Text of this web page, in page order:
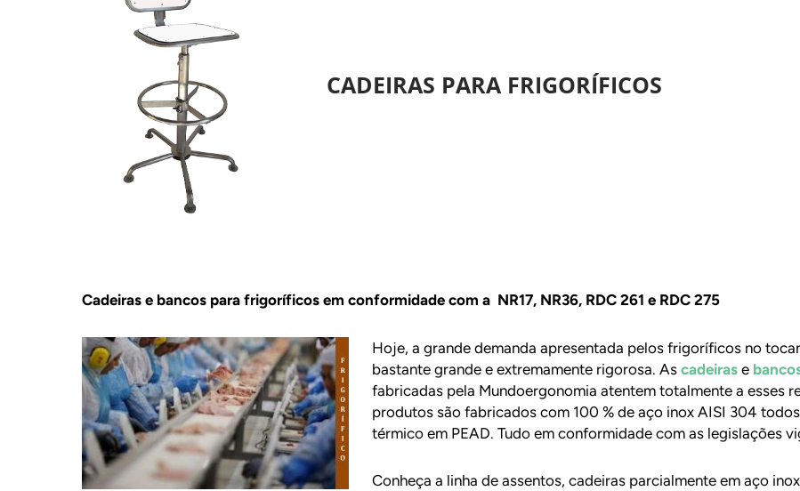
CADEIRAS PARA FRIGORÍFICOS
Cadeiras e bancos para frigoríficos em conformidade com a NR17, NR36, RDC 261 e RDC 275
Hoje, a grande demanda apresentada pelos frigoríficos no
bastante grande e extremamente rigorosa. As cadeiras e
fabricadas pela Mundoergonomia atentem totalmente a esses
produtos são fabricados com 100 % de aço inox AISI 304
térmico em PEAD. Tudo em conformidade com as legislações
Conheça a linha de assentos, cadeiras parcialmente em aço